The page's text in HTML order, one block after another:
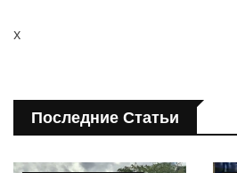
x
Последние Статьи